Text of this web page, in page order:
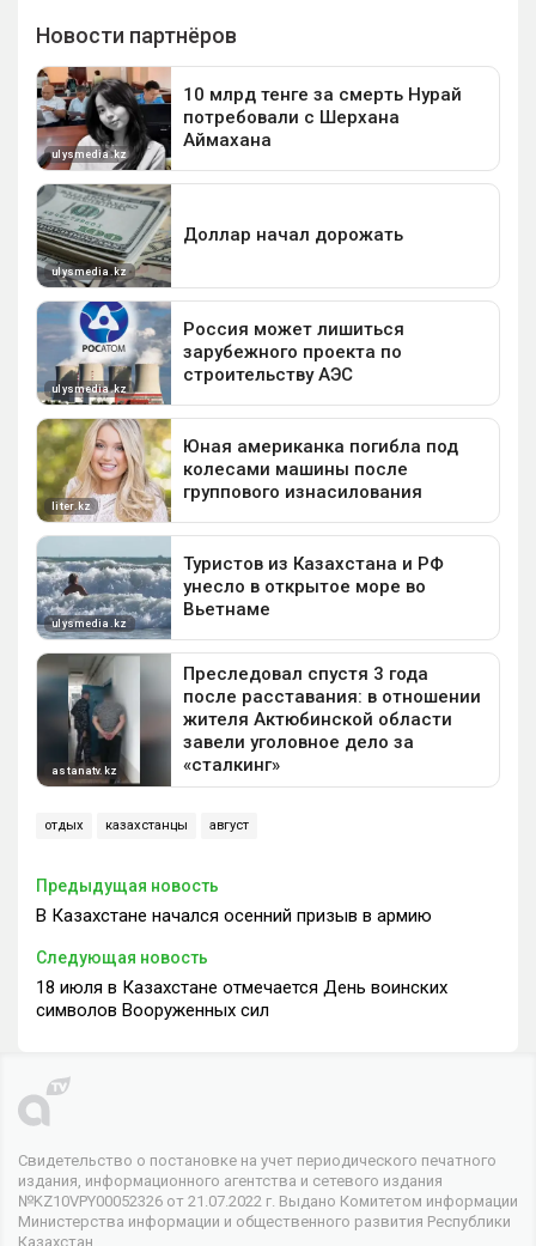
отдых казахстанцы август
Предыдущая новость
В Казахстане начался осенний призыв в армию
Следующая новость
18 июля в Казахстане отмечается День воинских
символов Вооруженных сил
Свидетельство о постановке на учет периодического печатного
издания, информационного агентства и сетевого издания
№KZ10VPY00052326 от 21.07.2022 г. Выдано Комитетом информации
Министерства информации и общественного развития Республики
Казахстан.